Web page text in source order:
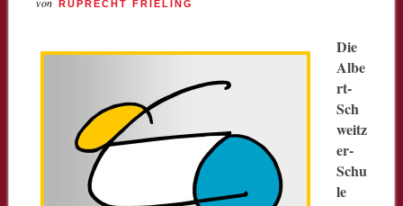
RUPRECHT FRIELING
Die
Albe
rt-
Sch
weitz
er-
Schu
le